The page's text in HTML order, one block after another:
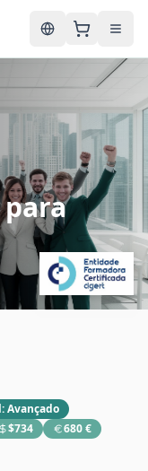
English
:Avançado
$734 680 €